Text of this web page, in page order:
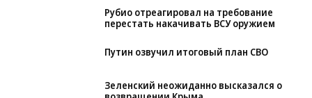
Рубио отреагировал на требование